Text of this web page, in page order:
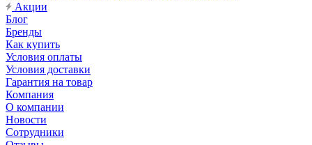
Акции
Блог
Бренды
Как купить
Условия оплаты
Условия доставки
Гарантия на товар
Компания
О компании
Новости
Сотрудники